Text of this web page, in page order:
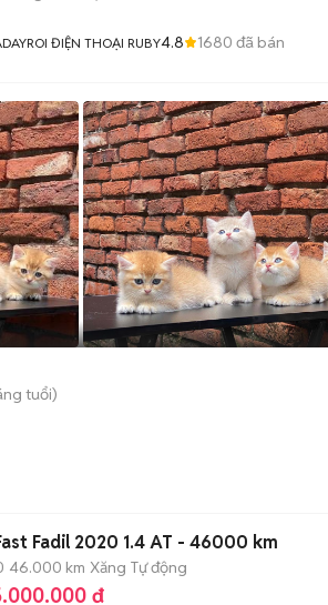
ĐIỆN THOẠI RUBY4.8 1680 đã bán
tuổi)
Fadil 2020 1.4 AT - 46000 km
46.000 km Xăng Tự động
đ